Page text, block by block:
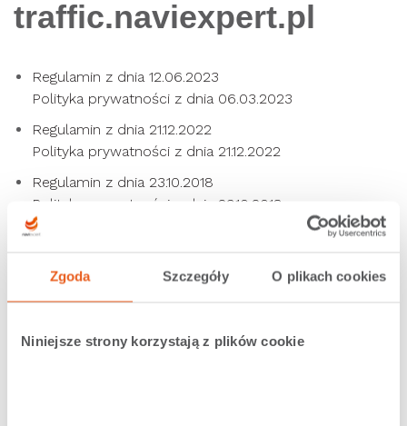
Zgoda Szczegóły O plikach cookies
Niniejsze strony korzystają z plików cookie
traffic.naviexpert.pl
Regulamin z dnia 12.06.2023
Polityka prywatności z dnia 06.03.2023
Regulamin z dnia 21.12.2022
Polityka prywatności z dnia 21.12.2022
Regulamin z dnia 23.10.2018
Polityka prywatności z dnia 23.10.2018
Regulamin konkursu "Noclegowy POIedynek" z dnia
Regulamin z dnia 18.05.2018